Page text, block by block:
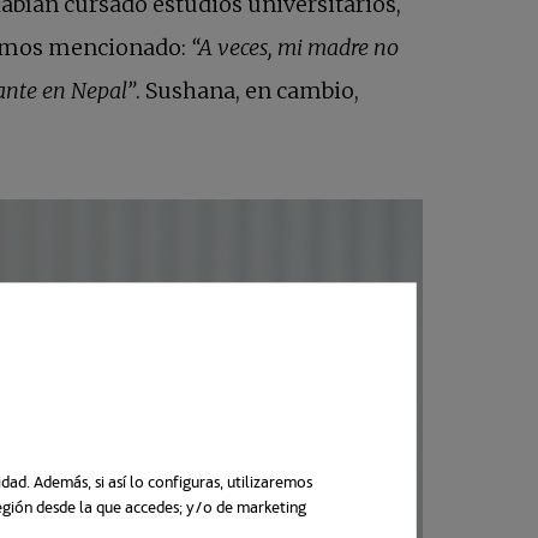
Además, si así lo configuras, utilizaremos
desde la que accedes; y/o de marketing
pestaña nueva
mencionado: “A veces, mi madre no
en Nepal”. Sushana, en cambio,